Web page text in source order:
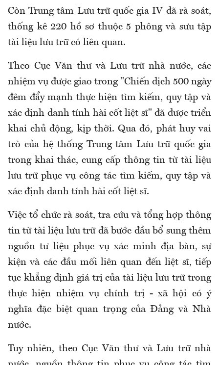
Còn Trung tâm Lưu trữ quốc gia IV đã rà soát,
thống kê 220 hồ sơ thuộc 5 phông và sưu tập
tài liệu lưu trữ có liên quan.
Theo Cục Văn thư và Lưu trữ nhà nước, các
nhiệm vụ được giao trong "Chiến dịch 500 ngày
đêm đẩy mạnh thực hiện tìm kiếm, quy tập và
xác định danh tính hài cốt liệt sĩ" đã được triển
khai chủ động, kịp thời. Qua đó, phát huy vai
trò của hệ thống Trung tâm Lưu trữ quốc gia
trong khai thác, cung cấp thông tin từ tài liệu
lưu trữ phục vụ công tác tìm kiếm, quy tập và
xác định danh tính hài cốt liệt sĩ.
Việc tổ chức rà soát, tra cứu và tổng hợp thông
tin từ tài liệu lưu trữ đã bước đầu bổ sung thêm
nguồn tư liệu phục vụ xác minh địa bàn, sự
kiện và các đầu mối liên quan đến liệt sĩ, tiếp
tục khẳng định giá trị của tài liệu lưu trữ trong
thực hiện nhiệm vụ chính trị - xã hội có ý
nghĩa đặc biệt quan trọng của Đảng và Nhà
nước.
Tuy nhiên, theo Cục Văn thư và Lưu trữ nhà